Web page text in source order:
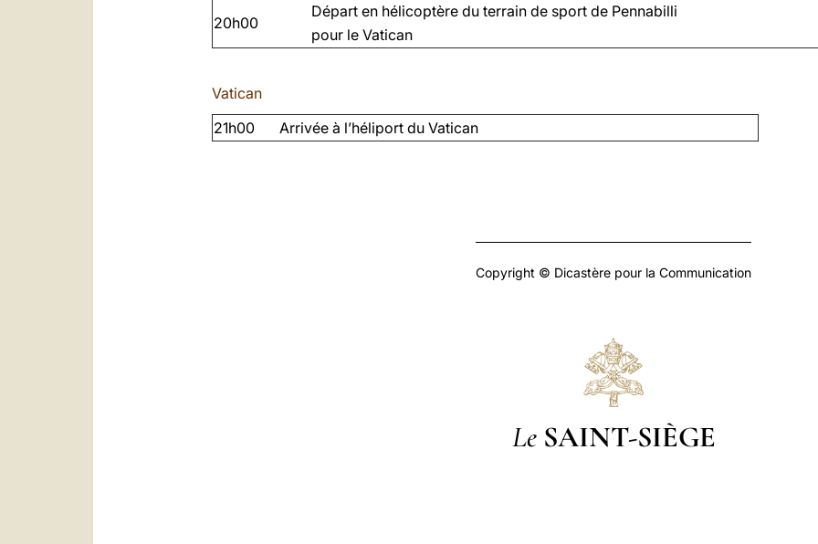
20h00
Départ en hélicoptère du terrain de sport de Pennabilli
pour le Vatican
Vatican
21h00
Arrivée à l’héliport du Vatican
Copyright © Dicastère pour la Communication
Le SAINT-SIÈGE